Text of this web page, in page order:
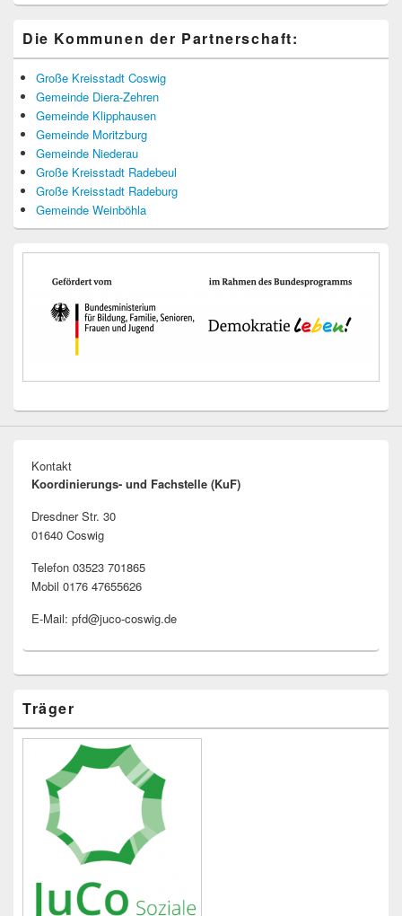
Die Kommunen der Partnerschaft:
Große Kreisstadt Coswig
Gemeinde Diera-Zehren
Gemeinde Klipphausen
Gemeinde Moritzburg
Gemeinde Niederau
Große Kreisstadt Radebeul
Große Kreisstadt Radeburg
Gemeinde Weinböhla
Kontakt
Koordinierungs- und Fachstelle (KuF)
Dresdner Str. 30
01640 Coswig
Telefon 03523 701865
Mobil 0176 47655626
E-Mail: pfd@juco-coswig.de
Träger